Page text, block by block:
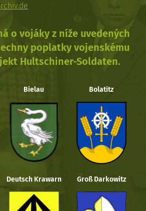
o vojáky z níže uvedených
poplatky vojenskému
Hultschiner-Soldaten.
Bielau Bolatitz
Deutsch Krawarn Groß Darkowitz